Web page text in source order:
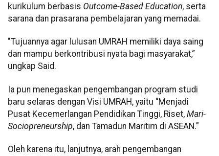
kurikulum berbasis Outcome-Based Education, serta
sarana dan prasarana pembelajaran yang memadai.
"Tujuannya agar lulusan UMRAH memiliki daya saing
dan mampu berkontribusi nyata bagi masyarakat,”
ungkap Said.
Ia pun menegaskan pengembangan program studi
baru selaras dengan Visi UMRAH, yaitu “Menjadi
Pusat Kecemerlangan Pendidikan Tinggi, Riset, Mari-
Sociopreneurship, dan Tamadun Maritim di ASEAN.”
Oleh karena itu, lanjutnya, arah pengembangan